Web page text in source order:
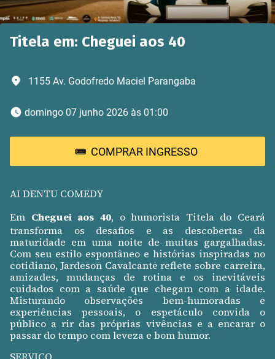
Titela em: Cheguei aos 40
1155 Av. Godofredo Maciel Parangaba
domingo 07 junho 2026 às 01:00
COMPRAR INGRESSO
AI DENTU COMEDY
Em Cheguei aos 40, o humorista Titela do Ceará
transforma os desafios e as descobertas da
maturidade em uma noite de muitas gargalhadas.
Com seu estilo espontâneo e histórias inspiradas no
cotidiano, Jardeson Cavalcante reflete sobre carreira,
amizades, mudanças de rotina e os inevitáveis
cuidados com a saúde que chegam com a idade.
Misturando observações bem-humoradas e
experiências pessoais, o espetáculo convida o
público a rir das próprias vivências e a encarar o
passar do tempo com leveza e bom humor.